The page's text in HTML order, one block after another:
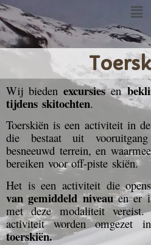
Wij biedenexcursiesen
tijdens skitochten.
Toerskiën is een activiteit in
die bestaat uit
besneeuwd terrein, en
bereiken voor off-piste skiën.
Het is een activiteit die
van gemiddeld niveauen er
met deze modaliteit
activiteit worden omgezet
toerskiën.